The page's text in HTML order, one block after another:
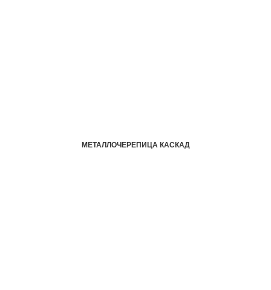
МЕТАЛЛОЧЕРЕПИЦА КАСКАД